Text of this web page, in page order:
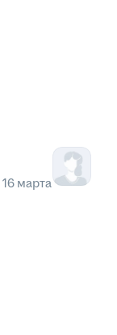
16 марта